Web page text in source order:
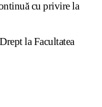
cu privire la
la Facultatea